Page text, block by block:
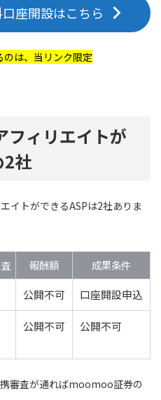
座開設はこちら
は、当リンク限定
フィリエイトが
2社
イトができるASPは2社ありま
報酬額
成果条件
公開不可 口座開設申込
公開不可 公開不可
審査が通ればmoomoo証券の